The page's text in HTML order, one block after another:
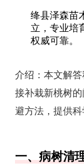
绛县泽森苗
立，专业培
权威可靠。
介绍： 本文解
接补栽新桃树
避方法，提供科
一、病树清